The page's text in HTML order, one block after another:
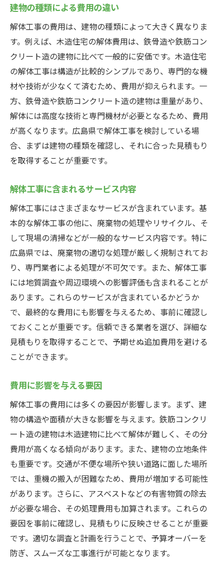
地元業者のメリットとデメリット
保証内容とアフターサービス
業者とのコミュニケーションの取りやすさ
解体工事費用を節約するための助成金活用術
広島県で利用可能な助成金制度
助成金申請の流れと必要書類
助成金が適用される解体工事の種類
助成金を受けるための条件
助成金の申請期限と注意点
申請が通った後のフォローアップ
失敗しない広島県での解体工事: 見積もりの取り
見積もり依頼時に必要な情報
信頼できる業者を選ぶための質問リスト
見積もりを取る際のタイミング
インターネットでの業者検索方法
現場を見てもらうことの重要性
見積もり比較時の注意点
広島県で解体工事をスムーズに進めるためのヒ
ント
工事日程の計画と調整
業者との円滑なコミュニケーション
環境への配慮と廃棄物処理
工事後の清掃と後処理
解体工事後の再利用計画
建物の種類による費用の違い
解体工事の費用は、建物の種類によって大きく異なりま
す。例えば、木造住宅の解体費用は、鉄骨造や鉄筋コン
クリート造の建物に比べて一般的に安価です。木造住宅
の解体工事は構造が比較的シンプルであり、専門的な機
材や技術が少なくて済むため、費用が抑えられます。一
方、鉄骨造や鉄筋コンクリート造の建物は重量があり、
解体には高度な技術と専門機材が必要となるため、費用
が高くなります。広島県で解体工事を検討している場
合、まずは建物の種類を確認し、それに合った見積もり
を取得することが重要です。
解体工事に含まれるサービス内容
解体工事にはさまざまなサービスが含まれています。基
本的な解体工事の他に、廃棄物の処理やリサイクル、そ
して現場の清掃などが一般的なサービス内容です。特に
広島県では、廃棄物の適切な処理が厳しく規制されてお
り、専門業者による処理が不可欠です。また、解体工事
には地質調査や周辺環境への影響評価も含まれることが
あります。これらのサービスが含まれているかどうか
で、最終的な費用にも影響を与えるため、事前に確認し
ておくことが重要です。信頼できる業者を選び、詳細な
見積もりを取得することで、予期せぬ追加費用を避ける
ことができます。
費用に影響を与える要因
解体工事の費用には多くの要因が影響します。まず、建
物の構造や面積が大きな影響を与えます。鉄筋コンクリ
ート造の建物は木造建物に比べて解体が難しく、その分
費用が高くなる傾向があります。また、建物の立地条件
も重要です。交通が不便な場所や狭い道路に面した場所
では、重機の搬入が困難なため、費用が増加する可能性
があります。さらに、アスベストなどの有害物質の除去
が必要な場合、その処理費用も加算されます。これらの
要因を事前に確認し、見積もりに反映させることが重要
です。適切な調査と計画を行うことで、予算オーバーを
防ぎ、スムーズな工事進行が可能となります。